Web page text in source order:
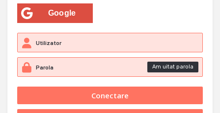
Google
Am uitat parola